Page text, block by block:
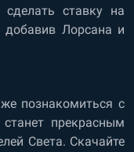
ставку на
добавив Лорсана и
познакомиться с
прекрасным
Света. Скачайте